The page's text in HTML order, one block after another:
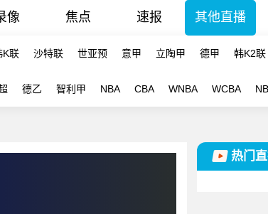
像 焦点 速报 其他直播
K联 沙特联 世亚预 意甲 立陶甲 德甲 韩K2联
德乙 智利甲 NBA CBA WNBA WCBA
热门